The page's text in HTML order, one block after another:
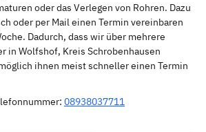
oder das Verlegen von Rohren. Dazu
oder per Mail einen Termin vereinbaren
Dadurch, dass wir über mehrere
in Wolfshof, Kreis Schrobenhausen
ihnen meist schneller einen Termin
08938037711